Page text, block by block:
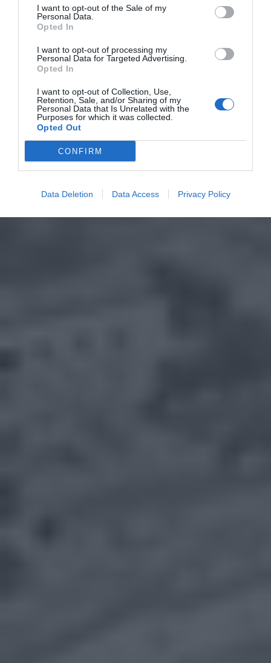
I want to opt-out of the Sale of my
Personal Data.
Opted In
I want to opt-out of processing my
Personal Data for Targeted Advertising.
Opted In
I want to opt-out of Collection, Use,
Retention, Sale, and/or Sharing of my
Personal Data that Is Unrelated with the
Purposes for which it was collected.
Opted Out
CONFIRM
Data Deletion Data Access Privacy Policy